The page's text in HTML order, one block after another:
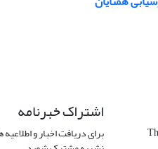
اشتراک خبرنامه
برای دریافت اخبار و